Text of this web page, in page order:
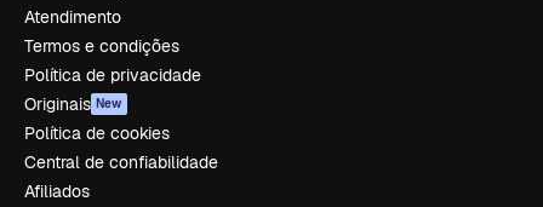
Atendimento
Termos e condições
Política de privacidade
Originais New
Política de cookies
Central de confiabilidade
Afiliados